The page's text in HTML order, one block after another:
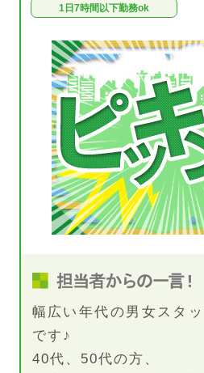
1日7時間以下勤務ok
幅広い年代の男女スタ
です♪
40代、50代の方、